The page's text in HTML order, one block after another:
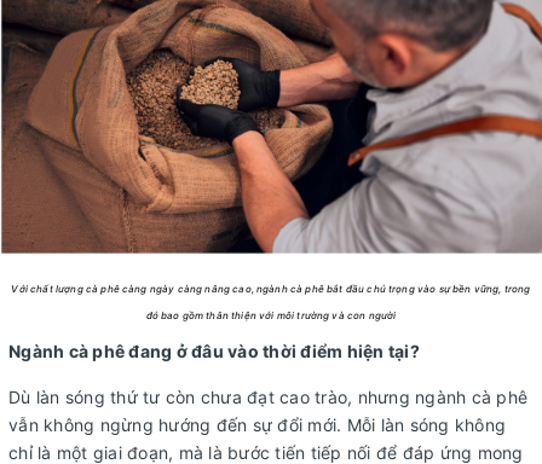
Với chất lượng cà phê càng ngày càng nâng cao, ngành cà phê bắt đầu chú trọng vào sự bền vững, trong
đó bao gồm thân thiện với môi trường và con người
Ngành cà phê đang ở đâu vào thời điểm hiện tại?
Dù làn sóng thứ tư còn chưa đạt cao trào, nhưng ngành cà phê
vẫn không ngừng hướng đến sự đổi mới. Mỗi làn sóng không
chỉ là một giai đoạn, mà là bước tiến tiếp nối để đáp ứng mong